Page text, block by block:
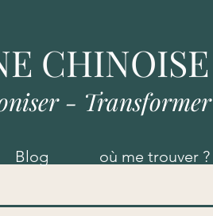
CHINOISE
- Transformer
Blog où me trouver ?